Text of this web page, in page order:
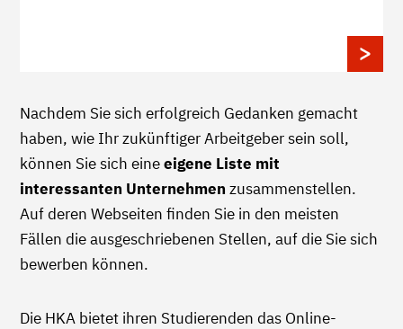
Nachdem Sie sich erfolgreich Gedanken gemacht
haben, wie Ihr zukünftiger Arbeitgeber sein soll,
können Sie sich eineeigene Liste mit
interessanten Unternehmen zusammenstellen.
Auf deren Webseiten finden Sie in den meisten
Fällen die ausgeschriebenen Stellen, auf die Sie sich
bewerben können.
Die HKA bietet ihren Studierenden das Online-